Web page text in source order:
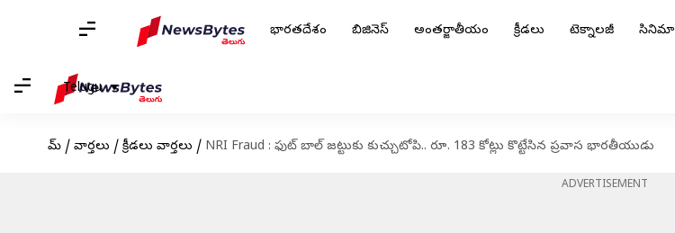
భారతదేశం బిజినెస్ అంతర్జాతీయం క్రీడలు టెక్నాలజీ సినిమా
Telugu
హోమ్ / వార్తలు / క్రీడలు వార్తలు / NRI Fraud : ఫుట్ బాల్ జట్టుకు కుచ్చుటోపి.. రూ. 183 కోట్లు కొట్టేసిన ప్రవాస భారతీయుడు
ADVERTISEMENT